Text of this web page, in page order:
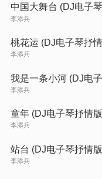
中国大舞台 (DJ电子
李添兵
桃花运 (DJ电子琴抒
李添兵
我是一条小河 (DJ电
李添兵
童年 (DJ电子琴抒情
李添兵
站台 (DJ电子琴抒情
李添兵